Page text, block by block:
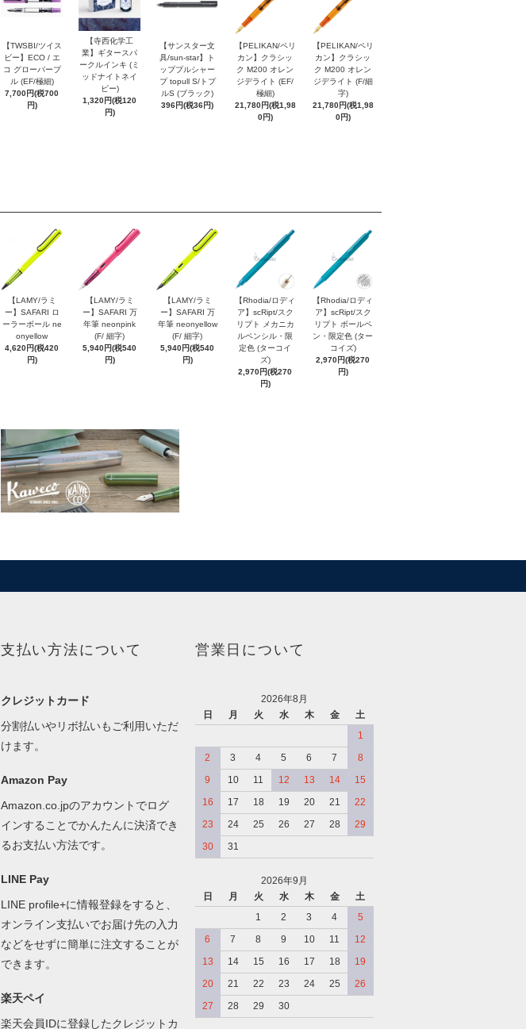
【TWSBI/ツイス
ビー】ECO / エ
コ グローパープ
ル (EF/極細)
7,700円(税700
円)
【寺西化学工
業】ギタースパ
ークルインキ (ミ
ッドナイトネイ
ビー)
1,320円(税120
円)
【サンスター文
具/sun-star】ト
ッププルシャー
プ topull S/トプ
ルS (ブラック)
396円(税36円)
【PELIKAN/ペリ
カン】クラシッ
ク M200 オレン
ジデライト (EF/
極細)
21,780円(税1,98
0円)
【PELIKAN/ペリ
カン】クラシッ
ク M200 オレン
ジデライト (F/細
字)
21,780円(税1,98
0円)
【LAMY/ラミ
ー】SAFARI ロ
ーラーボール ne
onyellow
4,620円(税420
円)
【LAMY/ラミ
ー】SAFARI 万
年筆 neonpink
(F/ 細字)
5,940円(税540
円)
【LAMY/ラミ
ー】SAFARI 万
年筆 neonyellow
(F/ 細字)
5,940円(税540
円)
【Rhodia/ロディ
ア】scRipt/スク
リプト メカニカ
ルペンシル・限
定色 (ターコイ
ズ)
2,970円(税270
円)
【Rhodia/ロディ
ア】scRipt/スク
リプト ボールペ
ン・限定色 (ター
コイズ)
2,970円(税270
円)
支払い方法について
クレジットカード
分割払いやリボ払いもご利用いただ
けます。
Amazon Pay
Amazon.co.jpのアカウントでログ
インすることでかんたんに決済でき
るお支払い方法です。
LINE Pay
LINE profile+に情報登録をすると、
オンライン支払いでお届け先の入力
などをせずに簡単に注文することが
できます。
楽天ペイ
楽天会員IDに登録したクレジットカ
営業日について
2026年8月
日
月 火 水 木 金
土
1
2
3 4 5 6 7
8
9
10 11 12 13 14
15
16
17 18 19 20 21
22
23
24 25 26 27 28
29
30
31
2026年9月
日
月 火 水 木 金
土
1
2 3 4
5
6
7 8 9 10 11
12
13
14 15 16 17 18
19
20
21 22 23 24 25
26
27
28 29 30